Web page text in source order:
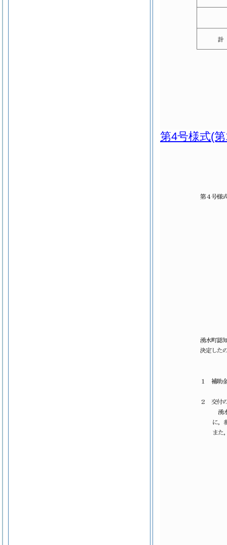
第4号様式(